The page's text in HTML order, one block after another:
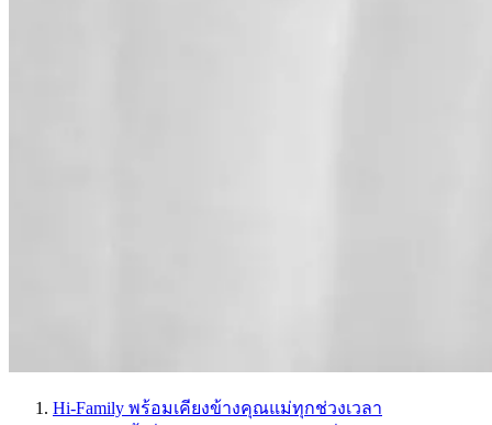
Hi-Family พร้อมเคียงข้างคุณแม่ทุกช่วงเวลา